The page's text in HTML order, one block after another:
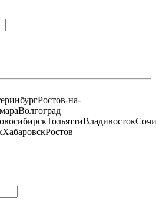
Ростов-на-
Волгоград
ТольяттиВладивостокСочи
ХабаровскРостов